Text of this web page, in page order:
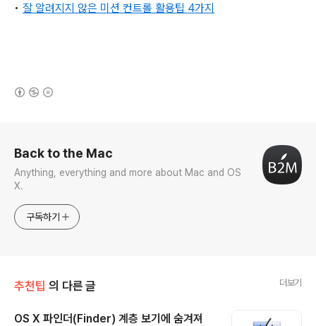
• 잘 알려지지 않은 미션 컨트롤 활용팁 4가지
Back to the Mac
Anything, everything and more about Mac and OS
X.
구독하기
추천팁 의 다른 글 더보기
OS X 파인더(Finder) 계층 보기에 숨겨져